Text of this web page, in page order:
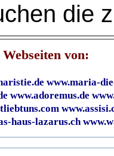
die
von:
www.maria-
www.adoremus.de
haus-lazarus.ch